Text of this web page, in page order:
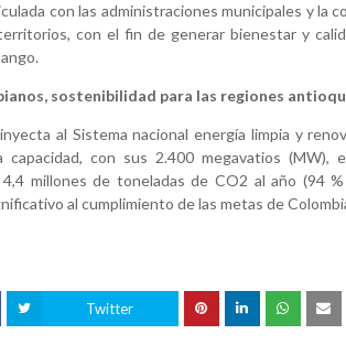
con las administraciones municipales y la
con el fin de generar bienestar y
sostenibilidad para las regiones
al Sistema nacional energía limpia y
capacidad, con sus 2.400 megavatios
millones de toneladas de CO2 al año (94
al cumplimiento de las metas de
Twitter